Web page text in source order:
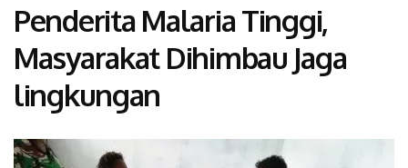
Penderita Malaria Tinggi,
Masyarakat Dihimbau Jaga
lingkungan